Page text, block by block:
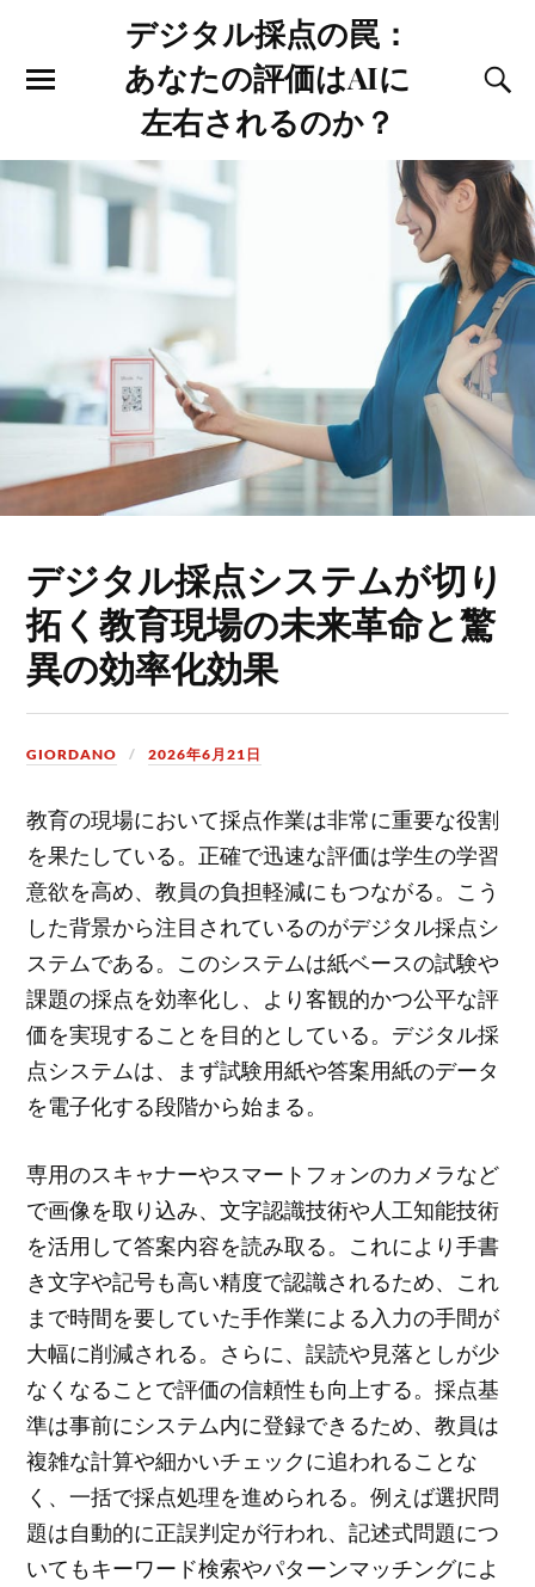
デジタル採点の罠：
あなたの評価はAIに
左右されるのか？
デジタル採点システムが切り
拓く教育現場の未来革命と驚
異の効率化効果
GIORDANO 2026年6月21日
教育の現場において採点作業は非常に重要な役割
を果たしている。 正確で迅速な評価は学生の学習
意欲を高め、教員の負担軽減にもつながる。こう
した背景から注目されているのがデジタル採点シ
ステムである。このシステムは紙ベースの試験や
課題の採点を効率化し、より客観的かつ公平な評
価を実現することを目的としている。デジタル採
点システムは、まず試験用紙や答案用紙のデータ
を電子化する段階から始まる。
専用のスキャナーやスマートフォンのカメラなど
で画像を取り込み、文字認識技術や人工知能技術
を活用して答案内容を読み取る。これにより手書
き文字や記号も高い精度で認識されるため、これ
まで時間を要していた手作業による入力の手間が
大幅に削減される。さらに、誤読や見落としが少
なくなることで評価の信頼性も向上する。採点基
準は事前にシステム内に登録できるため、教員は
複雑な計算や細かいチェックに追われることな
く、一括で採点処理を進められる。例えば選択問
題は自動的に正誤判定が行われ、記述式問題につ
いてもキーワード検索やパターンマッチングによ